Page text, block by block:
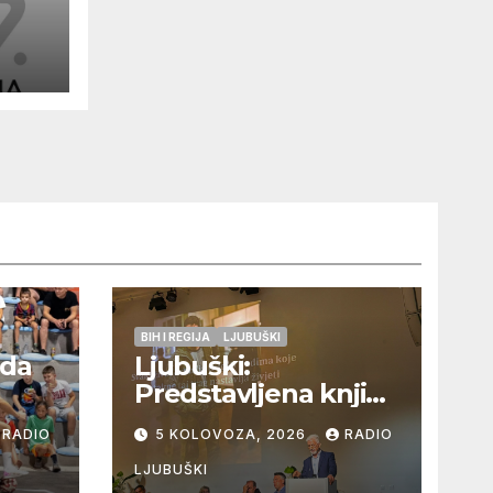
RADIO
BIH I REGIJA LJUBUŠKI
Ljubuški:
Predstavljena knjiga
„Sin – Priča o Toniju“
dr. sc. Zdenka
Hercega
5 KOLOVOZA, 2026 RADIO
LJUBUŠKI